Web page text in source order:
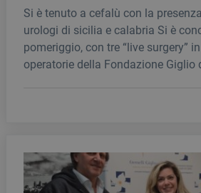
Si è tenuto a cefalù con la
urologi di sicilia e calabria Si è
pomeriggio, con tre “live surgery”
operatorie della Fondazione Giglio
Urologia (SSCU) tenutosi nella